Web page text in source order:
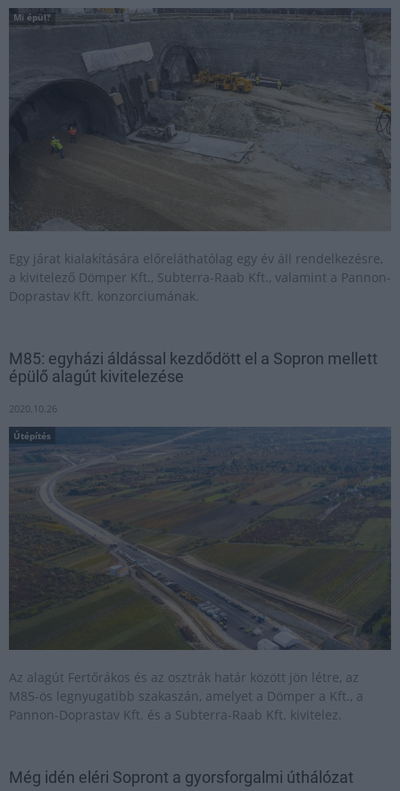
Mi épül?
Egy járat kialakítására előreláthatólag egy év áll rendelkezésre,
a kivitelező Dömper Kft., Subterra-Raab Kft., valamint a Pannon-
Doprastav Kft. konzorciumának.
M85: egyházi áldással kezdődött el a Sopron mellett
épülő alagút kivitelezése
2020.10.26
Útépítés
Az alagút Fertőrákos és az osztrák határ között jön létre, az
M85-ös legnyugatibb szakaszán, amelyet a Dömper a Kft., a
Pannon-Doprastav Kft. és a Subterra-Raab Kft. kivitelez.
Még idén eléri Sopront a gyorsforgalmi úthálózat